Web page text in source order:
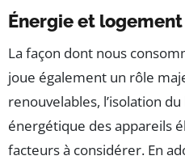
Énergie et logement
La façon dont nous
joue également un rôle
renouvelables, l’isolation
énergétique des appareils
facteurs à considérer. En